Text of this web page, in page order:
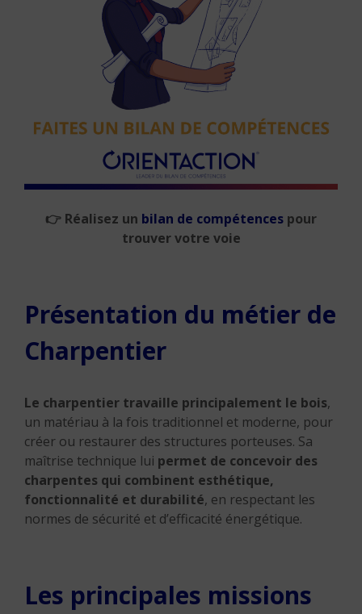
👉 Réalisez un bilan de compétences pour
trouver votre voie
Présentation du métier de
Charpentier
Le charpentier travaille principalement le bois,
un matériau à la fois traditionnel et moderne, pour
créer ou restaurer des structures porteuses. Sa
maîtrise technique lui permet de concevoir des
charpentes qui combinent esthétique,
fonctionnalité et durabilité, en respectant les
normes de sécurité et d’efficacité énergétique.
Les principales missions